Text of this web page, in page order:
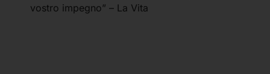
vostro impegno” – La Vita